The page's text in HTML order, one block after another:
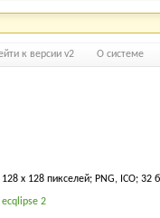
к версии v2 О системе
128 x 128 пикселей; PNG, ICO; 32
ecqlipse 2